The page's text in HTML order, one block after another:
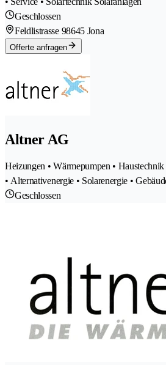
Geschlossen
Feldlistrasse 98645 Jona
Offerte anfragen
Altner AG
Heizungen • Wärmepumpen •
• Alternativenergie • Solarenergie •
Geschlossen